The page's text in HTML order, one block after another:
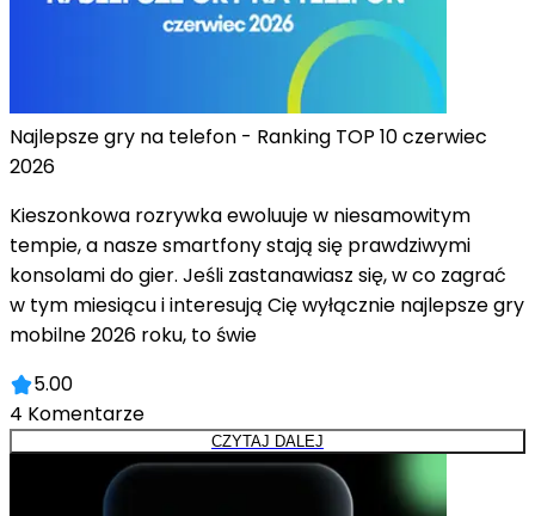
Najlepsze gry na telefon - Ranking TOP 10 czerwiec
2026
Kieszonkowa rozrywka ewoluuje w niesamowitym
tempie, a nasze smartfony stają się prawdziwymi
konsolami do gier. Jeśli zastanawiasz się, w co zagrać
w tym miesiącu i interesują Cię wyłącznie najlepsze gry
mobilne 2026 roku, to świe
5.00
4 Komentarze
CZYTAJ DALEJ